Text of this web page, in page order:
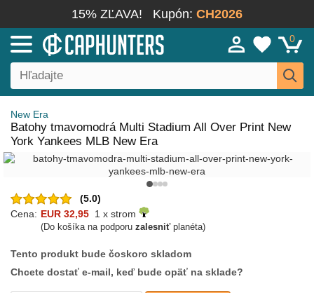
15% ZĽAVA! Kupón: CH2026
0
New Era
Batohy tmavomodrá Multi Stadium All Over Print New
York Yankees MLB New Era
(5.0)
Cena: EUR 32,95 1 x strom
(Do košíka na podporu zalesniťplanéta)
Tento produkt bude čoskoro skladom
Chcete dostať e-mail, keď bude opäť na sklade?